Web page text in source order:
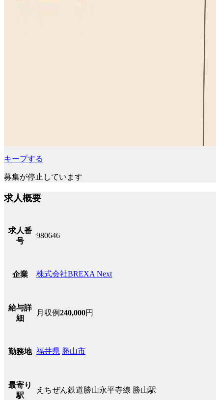
キープする
募集が停止しています
求人概要
求人番
号
980646
企業 株式会社BREXA Next
給与詳
細
月収例240,000円
勤務地 福井県 勝山市
最寄り
駅
えちぜん鉄道勝山永平寺線 勝山駅